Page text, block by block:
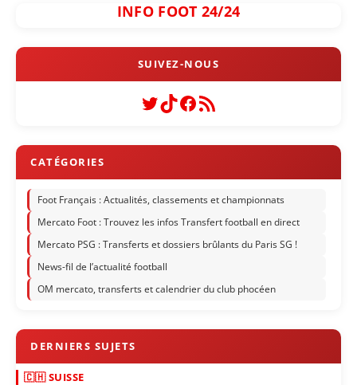
INFO FOOT 24/24
Twitter
TikTok
Facebook
Flux RSS
Foot Français : Actualités, classements et championnats
Mercato Foot : Trouvez les infos Transfert football en direct
Mercato PSG : Transferts et dossiers brûlants du Paris SG !
News-fil de l’actualité football
OM mercato, transferts et calendrier du club phocéen
🇨🇭 SUISSE